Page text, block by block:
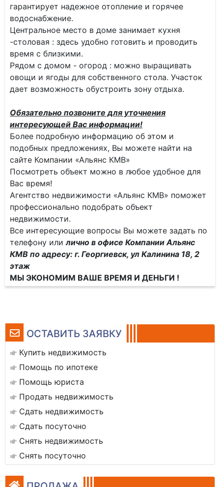
ОСТАВИТЬ ЗАЯВКУ
Купить недвижимость
Помощь по ипотеке
Помощь юриста
Продать недвижимость
Сдать недвижимость
Сдать посуточно
Снять недвижимость
Снять посуточно
гарантирует надежное отопление и горячее
водоснабжение.
Центральное место в доме занимает кухня
-столовая : здесь удобно готовить и проводить
время с близкими.
Рядом с домом - огород : можно выращивать
овощи и ягоды для собственного стола. Участок
дает возможность обустроить зону отдыха.
Обязательно позвоните для уточнения
интересующей Вас информации!
Более подробную информацию об этом и
подобных предложениях, Вы можете найти на
сайте Компании «Альянс КМВ»
Посмотреть объект можно в любое удобное для
Вас время!
Агентство недвижимости «Альянс КМВ» поможет
профессионально подобрать объект
недвижимости.
Все интересующие вопросы Вы можете задать по
телефону илилично в офисе Компании Альянс
КМВ по адресу: г. Георгиевск, ул Калинина 18, 2
этаж
МЫ ЭКОНОМИМ ВАШЕ ВРЕМЯ И ДЕНЬГИ !